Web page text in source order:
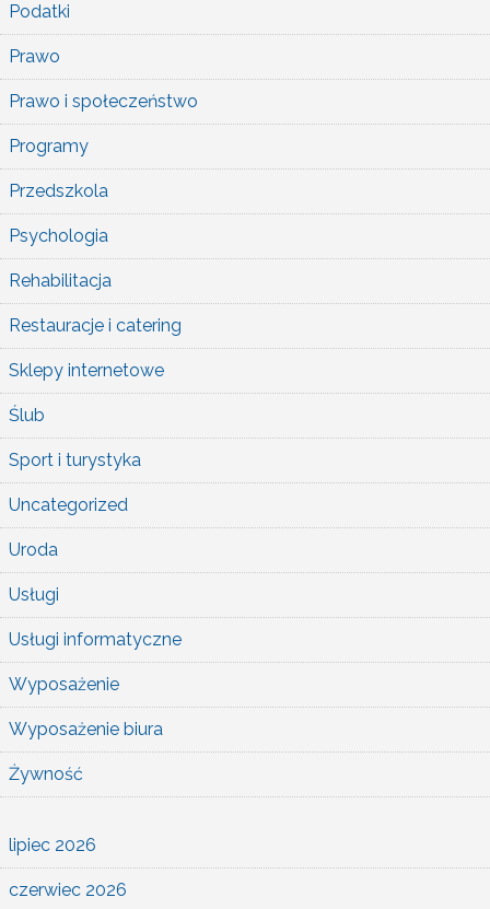
Podatki
Prawo
Prawo i społeczeństwo
Programy
Przedszkola
Psychologia
Rehabilitacja
Restauracje i catering
Sklepy internetowe
Ślub
Sport i turystyka
Uncategorized
Uroda
Usługi
Usługi informatyczne
Wyposażenie
Wyposażenie biura
Żywność
lipiec 2026
czerwiec 2026